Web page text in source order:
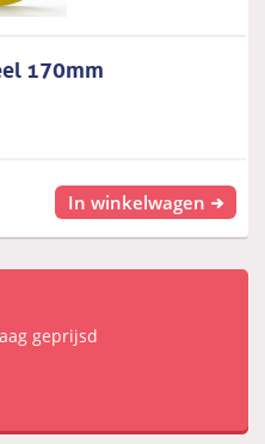
170mm
In winkelwagen
geprijsd